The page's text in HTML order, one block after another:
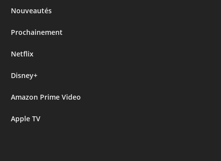
Nouveautés
Prochainement
Netflix
Disney+
Amazon Prime Video
Apple TV